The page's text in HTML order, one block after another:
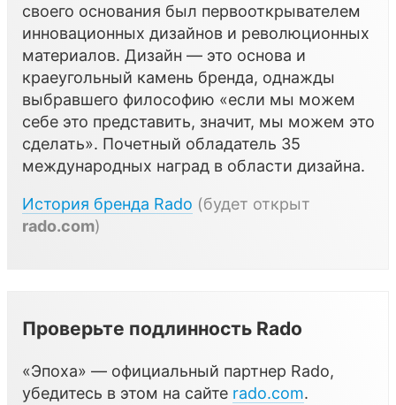
своего основания был первооткрывателем
инновационных дизайнов и революционных
материалов. Дизайн — это основа и
краеугольный камень бренда, однажды
выбравшего философию «если мы можем
себе это представить, значит, мы можем это
сделать». Почетный обладатель 35
международных наград в области дизайна.
История бренда Rado (будет открыт
rado.com)
Проверьте подлинность Rado
«Эпоха» — официальный партнер Rado,
убедитесь в этом на сайте rado.com.